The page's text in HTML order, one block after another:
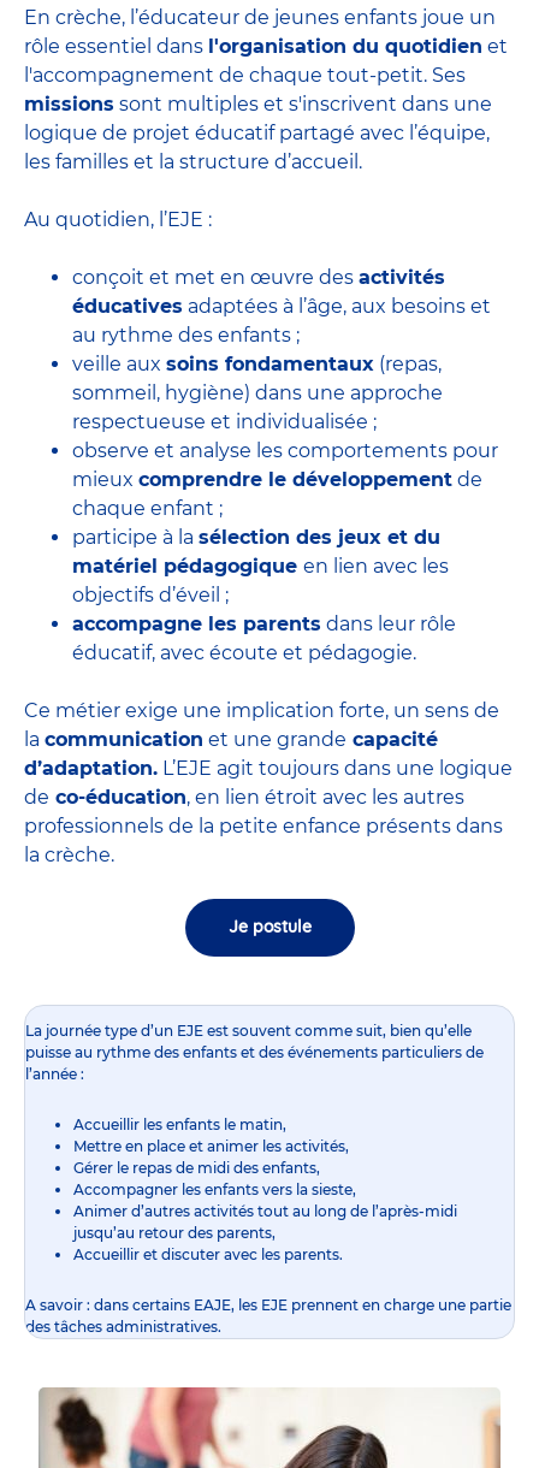
En crèche, l’éducateur de jeunes enfants joue un
rôle essentiel dans l'organisation du quotidien et
l'accompagnement de chaque tout-petit. Ses
missions sont multiples et s'inscrivent dans une
logique de projet éducatif partagé avec l’équipe,
les familles et la structure d’accueil.
Au quotidien, l’EJE :
conçoit et met en œuvre des activités
éducatives adaptées à l’âge, aux besoins et
au rythme des enfants ;
veille aux soins fondamentaux (repas,
sommeil, hygiène) dans une approche
respectueuse et individualisée ;
observe et analyse les comportements pour
mieux comprendre le développement de
chaque enfant ;
participe à la sélection des jeux et du
matériel pédagogique en lien avec les
objectifs d’éveil ;
accompagne les parents dans leur rôle
éducatif, avec écoute et pédagogie.
Ce métier exige une implication forte, un sens de
la communication et une grande capacité
d’adaptation. L’EJE agit toujours dans une logique
de co-éducation, en lien étroit avec les autres
professionnels de la petite enfance présents dans
la crèche.
Je postule
La journée type d’un EJE est souvent comme suit, bien qu’elle
puisse au rythme des enfants et des événements particuliers de
l’année :
Accueillir les enfants le matin,
Mettre en place et animer les activités,
Gérer le repas de midi des enfants,
Accompagner les enfants vers la sieste,
Animer d’autres activités tout au long de l’après-midi
jusqu’au retour des parents,
Accueillir et discuter avec les parents.
A savoir : dans certains EAJE, les EJE prennent en charge une partie
des tâches administratives.